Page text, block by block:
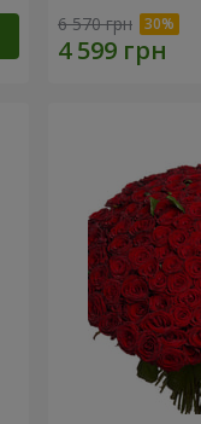
6 570 грн